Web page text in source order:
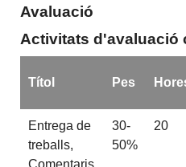
Avaluació
Activitats d'avaluació
Títol Pes
Entrega de
treballs,
30-
50%
20